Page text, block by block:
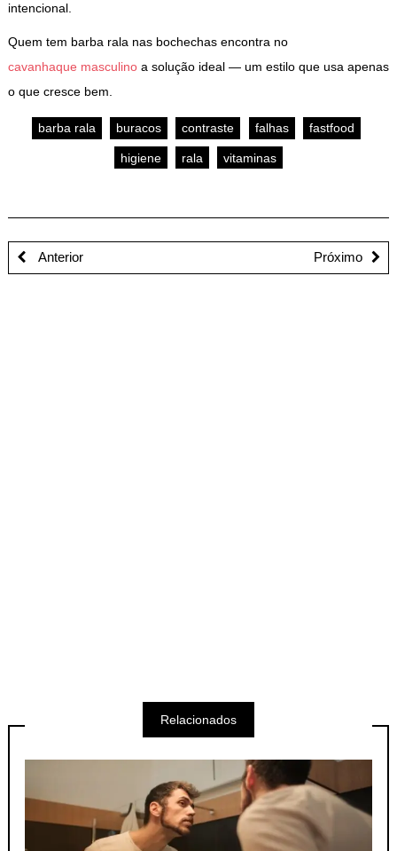
intencional.
Quem tem barba rala nas bochechas encontra no
cavanhaque masculinoa solução ideal — um estilo que usa apenas
o que cresce bem.
barba rala buracos contraste falhas fastfood
higiene rala vitaminas
Anterior Próximo
Relacionados